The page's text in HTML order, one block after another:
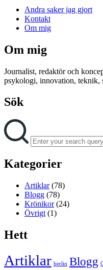
Andra saker jag gjort
Kontakt
Om mig
Om mig
Journalist, redaktör och
psykologi, innovation, teknik,
Sök
Search
for:
Kategorier
Artiklar(78)
Blogg (78)
Krönikor(24)
Övrigt (1)
Hett
Artiklar berlin Blogg